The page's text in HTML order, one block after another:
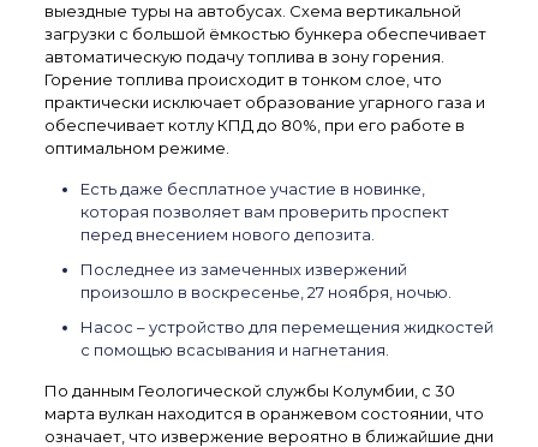
выездные туры на автобусах. Схема вертикальной
загрузки с большой ёмкостью бункера обеспечивает
автоматическую подачу топлива в зону горения.
Горение топлива происходит в тонком слое, что
практически исключает образование угарного газа и
обеспечивает котлу КПД до 80%, при его работе в
оптимальном режиме.
Есть даже бесплатное участие в новинке,
которая позволяет вам проверить проспект
перед внесением нового депозита.
Последнее из замеченных извержений
произошло в воскресенье, 27 ноября, ночью.
Насос – устройство для перемещения жидкостей
с помощью всасывания и нагнетания.
По данным Геологической службы Колумбии, с 30
марта вулкан находится в оранжевом состоянии, что
означает, что извержение вероятно в ближайшие дни